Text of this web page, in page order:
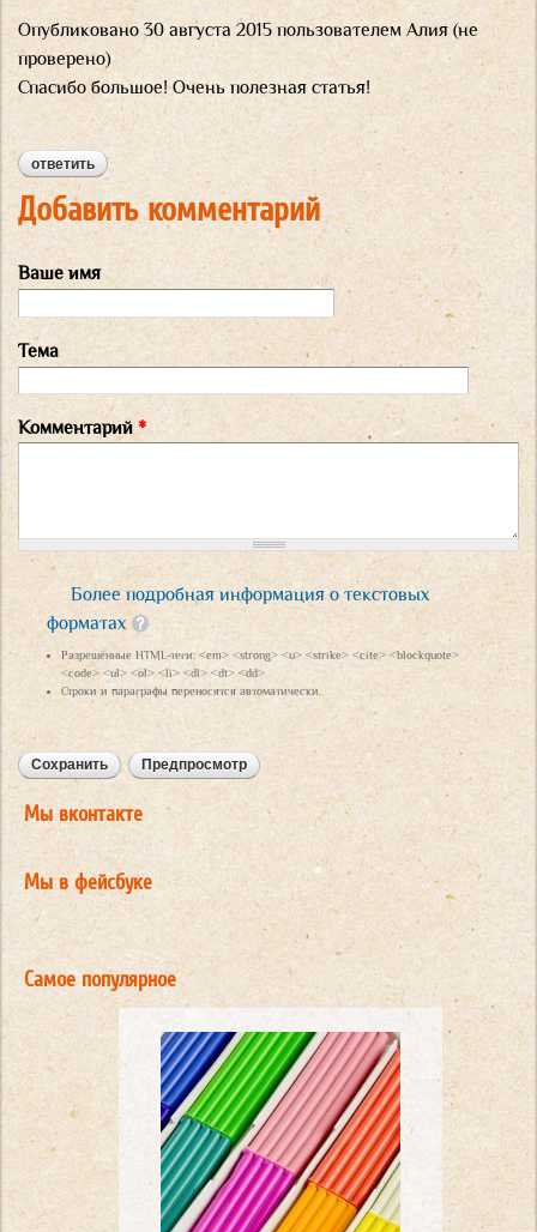
Мы вконтакте
Мы в фейсбуке
Самое популярное
Опубликовано30 августа 2015 пользователем Алия (не
проверено)
Спасибо большое! Очень полезная статья!
ответить
Добавить комментарий
Ваше имя
Тема
Комментарий *
Более подробная информация о текстовых
форматах
Разрешённые HTML-теги: <em> <strong> <u> <strike> <cite> <blockquote>
<code> <ul> <ol> <li> <dl> <dt> <dd>
Строки и параграфы переносятся автоматически.